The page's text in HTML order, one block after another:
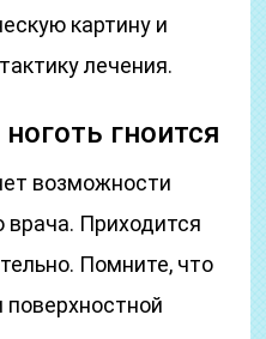
картину и
лечения.
гноится
возможности
врача. Приходится
Помните, что
поверхностной